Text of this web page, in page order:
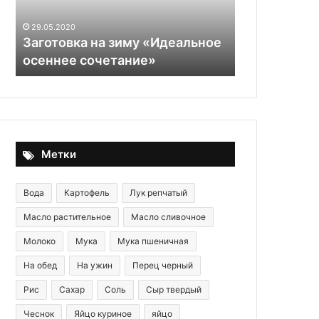
29.05.2020
Заготовка на зиму «Идеальное
осеннее сочетание»
народов
Метки
Вода Картофель Лук репчатый
Масло растительное Масло сливочное
Молоко Мука Мука пшеничная
На обед На ужин Перец черный
Рис Сахар Соль Сыр твердый
Чеснок Яйцо куриное яйцо